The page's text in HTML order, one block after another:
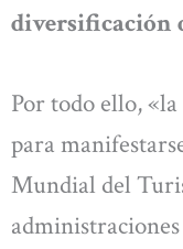
diversificación
Por todo ello,
para
Mundial del